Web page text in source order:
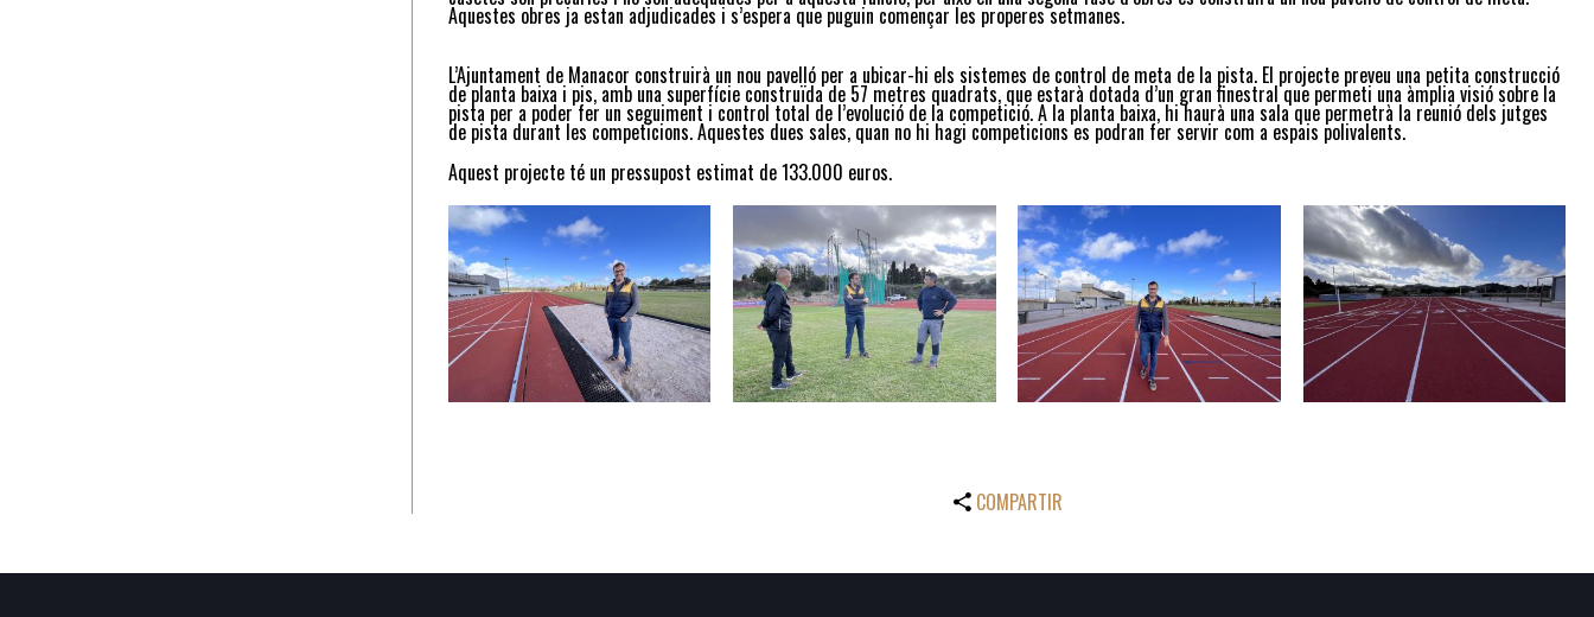
Aquestes obres ja estan adjudicades i s’espera que puguin començar les properes setmanes.
L’Ajuntament de Manacor construirà un nou pavelló per a ubicar-hi els sistemes de control de meta de la pista. El projecte preveu una petita construcció
de planta baixa i pis, amb una superfície construïda de 57 metres quadrats, que estarà dotada d’un gran finestral que permeti una àmplia visió sobre la
pista per a poder fer un seguiment i control total de l’evolució de la competició. A la planta baixa, hi haurà una sala que permetrà la reunió dels jutges
de pista durant les competicions. Aquestes dues sales, quan no hi hagi competicions es podran fer servir com a espais polivalents.
Aquest projecte té un pressupost estimat de 133.000 euros.
COMPARTIR